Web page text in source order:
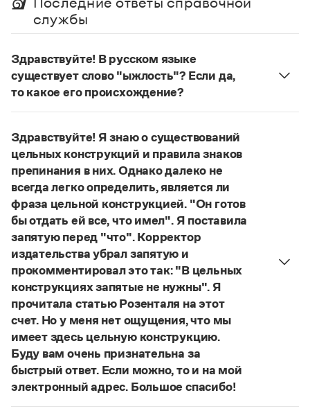
Словари русского языка как государственного
Справочники
Правила русской орфографии и пунктуации
Русский язык. Краткий теоретический курс
Письмовник
Справочник по пунктуации
Словарь-справочник трудностей
Справочник по фразеологии
Азбучные истины
Словарь-справочник непростые слова
Все справочники портала
Журнал
Новости и события
Статьи
Лекции и подкасты
Рекомендуем
Управление в русском языке
Словарь русских имён
Словарь методических терминов
Правила русской орфографии и пунктуации
(1956)
службы
Здравствуйте! В русском языке
существует слово "ыжлость"? Если да,
то какое его происхождение?
Нет, не существует и не существовало. Это
Страница ответа
Здравствуйте! Я знаю о существований
цельных конструкций и правила знаков
препинания в них. Однако далеко не
всегда легко определить, является ли
фраза цельной конструкцией. "Он готов
бы отдать ей все, что имел". Я поставила
запятую перед "что". Корректор
издательства убрал запятую и
прокомментировал это так: "В цельных
конструкциях запятые не нужны". Я
прочитала статью Розенталя на этот
счет. Но у меня нет ощущения, что мы
имеет здесь цельную конструкцию.
Буду вам очень признательна за
быстрый ответ. Если можно, то и на мой
электронный адрес. Большое спасибо!
Действительно, в данном случае не приходится